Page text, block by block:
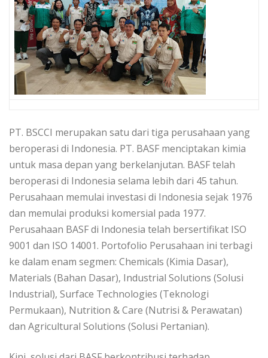
PT. BSCCI merupakan satu dari tiga perusahaan yang
beroperasi di Indonesia. PT. BASF menciptakan kimia
untuk masa depan yang berkelanjutan. BASF telah
beroperasi di Indonesia selama lebih dari 45 tahun.
Perusahaan memulai investasi di Indonesia sejak 1976
dan memulai produksi komersial pada 1977.
Perusahaan BASF di Indonesia telah bersertifikat ISO
9001 dan ISO 14001. Portofolio Perusahaan ini terbagi
ke dalam enam segmen: Chemicals (Kimia Dasar),
Materials (Bahan Dasar), Industrial Solutions (Solusi
Industrial), Surface Technologies (Teknologi
Permukaan), Nutrition & Care (Nutrisi & Perawatan)
dan Agricultural Solutions (Solusi Pertanian).